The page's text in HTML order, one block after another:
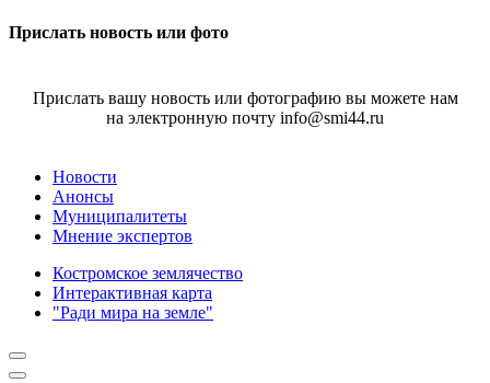
Прислать новость или фото
Прислать вашу новость или фотографию вы можете нам
на электронную почту info@smi44.ru
Новости
Анонсы
Муниципалитеты
Мнение экспертов
Костромское землячество
Интерактивная карта
"Ради мира на земле"